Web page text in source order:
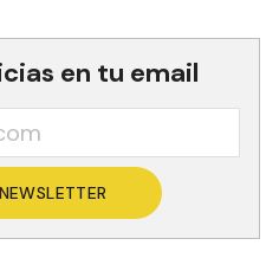
hecho una campaña
a toda la población
en tu email